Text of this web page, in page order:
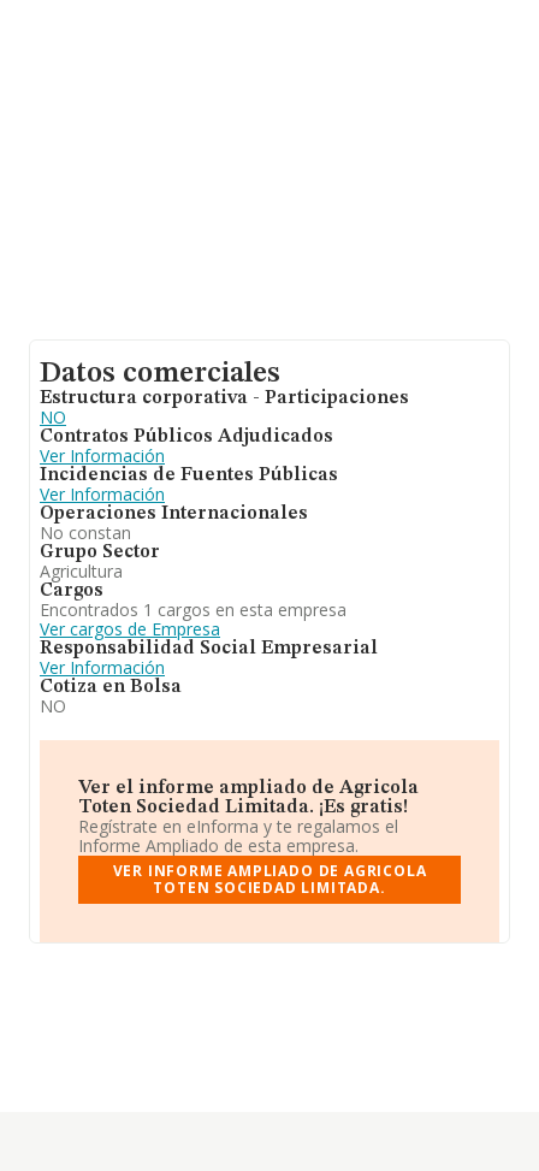
Datos comerciales
Estructura corporativa - Participaciones
NO
Contratos Públicos Adjudicados
Ver Información
Incidencias de Fuentes Públicas
Ver Información
Operaciones Internacionales
No constan
Grupo Sector
Agricultura
Cargos
Encontrados 1 cargos en esta empresa
Ver cargos de Empresa
Responsabilidad Social Empresarial
Ver Información
Cotiza en Bolsa
NO
Ver el informe ampliado de Agricola
Toten Sociedad Limitada. ¡Es gratis!
Regístrate en eInforma y te regalamos el
Informe Ampliado de esta empresa.
VER INFORME AMPLIADO DE AGRICOLA
TOTEN SOCIEDAD LIMITADA.